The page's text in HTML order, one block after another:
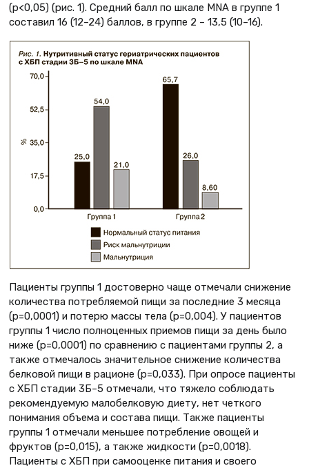
(p<0,05) (рис. 1). Средний балл по шкале MNA в группе 1
составил 16 (12–24) баллов, в группе 2 – 13,5 (10–16).
Пациенты группы 1 достоверно чаще отмечали снижение
количества потребляемой пищи за последние 3 месяца
(р=0,0001) и потерю массы тела (p=0,004). У пациентов
группы 1 число полноценных приемов пищи за день было
ниже (p=0,0001) по сравнению с пациентами группы 2, а
также отмечалось значительное снижение количества
белковой пищи в рационе (p=0,033). При опросе пациенты
с ХБП стадии 3Б–5 отмечали, что тяжело соблюдать
рекомендуемую малобелковую диету, нет четкого
понимания объема и состава пищи. Также пациенты
группы 1 отмечали меньшее потребление овощей и
фруктов (p=0,015), а также жидкости (p=0,0018).
Пациенты с ХБП при самооценке питания и своего